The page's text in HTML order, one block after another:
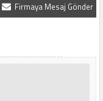
Firmaya Mesaj Gönder